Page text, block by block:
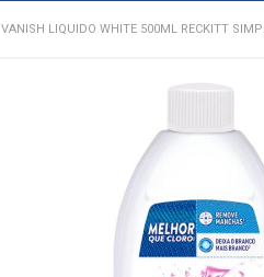
VANISH LIQUIDO WHITE 500ML RECKITT